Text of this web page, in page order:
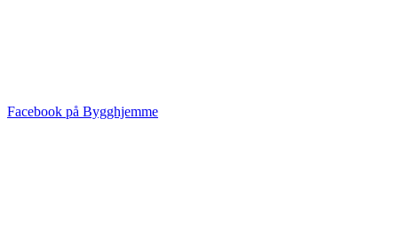
Facebook på Bygghjemme